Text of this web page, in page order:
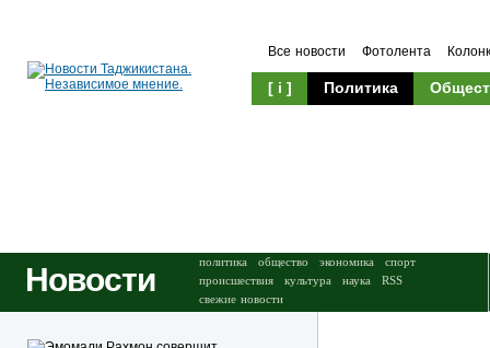
Все новости Фотолента
[ i ] Политика
Новости политика общество экономика
спорт
происшествия
культура наука
RSS
свежие новости